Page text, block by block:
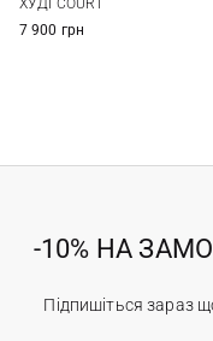
ХУДІ COURT
7 900 грн
-10% НА
Підпишіться зараз